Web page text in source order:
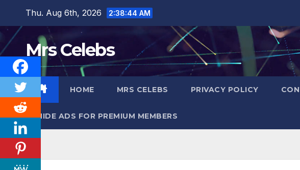
content
Thu. Aug 6th, 2026 2:38:45 AM
Mrs Celebs
HOME MRS CELEBS PRIVACY POLICY
HIDE ADS FOR PREMIUM MEMBERS